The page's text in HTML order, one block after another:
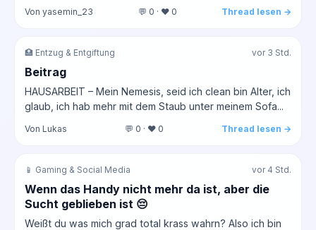
Von yasemin_23 💬 0 · ❤️ 0 Thread lesen →
🏥 Entzug & Entgiftung vor 3 Std.
Beitrag
HAUSARBEIT – Mein Nemesis, seid ich clean bin Alter, ich
glaub, ich hab mehr mit dem Staub unter meinem Sofa...
Von Lukas 💬 0 · ❤️ 0 Thread lesen →
📱 Gaming & Social Media vor 4 Std.
Wenn das Handy nicht mehr da ist, aber die
Sucht geblieben ist 😔
Weißt du was mich grad total krass wahrn? Also ich bin